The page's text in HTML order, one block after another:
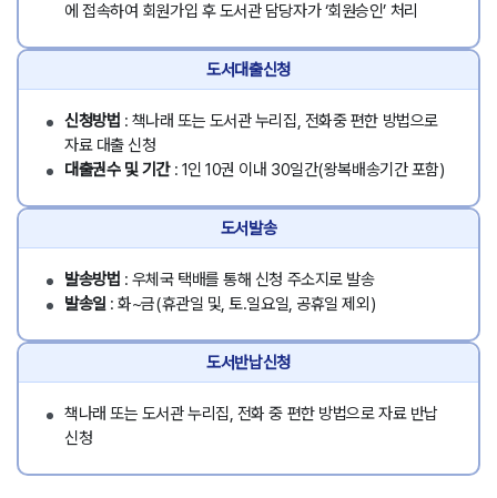
에 접속하여 회원가입 후 도서관 담당자가 ‘회원승인’ 처리
도서대출신청
신청방법 : 책나래 또는 도서관 누리집, 전화중 편한 방법으로
자료 대출 신청
대출권수 및 기간: 1인 10권 이내 30일간(왕복배송기간 포함)
도서발송
발송방법 : 우체국 택배를 통해 신청 주소지로 발송
발송일: 화~금(휴관일 및, 토․일요일, 공휴일 제외)
도서반납신청
책나래 또는 도서관 누리집, 전화 중 편한 방법으로 자료 반납
신청